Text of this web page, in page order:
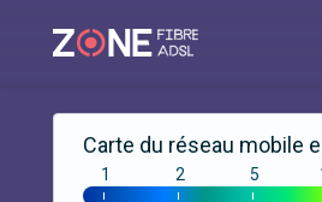
Carte du réseau mobile
|
1
|
2
|
5